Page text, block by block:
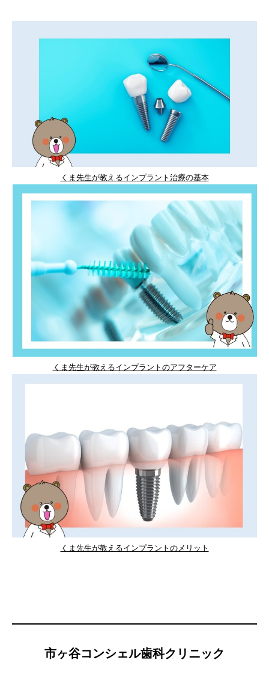
くま先生が教えるインプラント治療の基本
くま先生が教えるインプラントのアフターケア
くま先生が教えるインプラントのメリット
市ヶ谷コンシェル歯科クリニック